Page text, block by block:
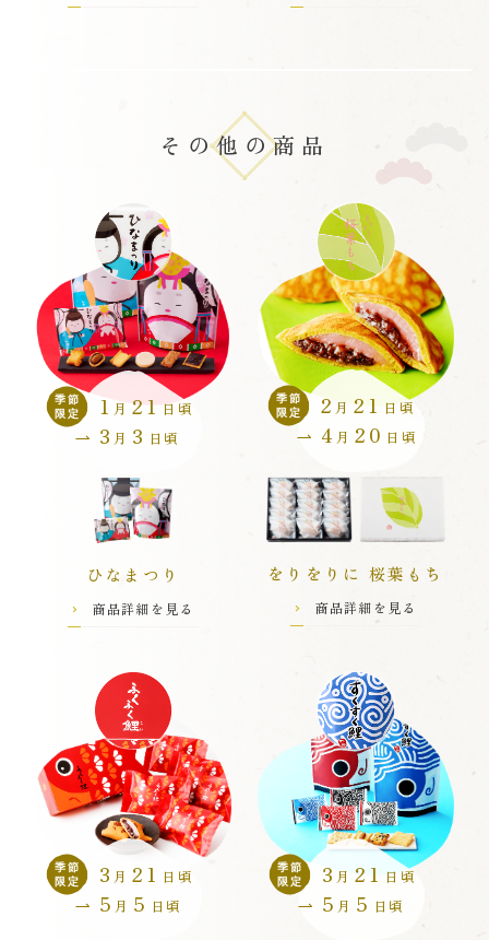
チョコット
ミックス
黒胡椒
あられ
のり太鼓
揚ぱすた
手提げ袋・
その他の商品
季節
限定
1 月 21 日頃
3 月 3 日頃
ひなまつり
商品詳細を見る
季節
限定
2月 21 日頃
4 月 20 日頃
をりをりに 桜葉もち
商品詳細を見る
季節
限定
3 月 21 日頃
5 月 5 日頃
季節
限定
3 月 21 日頃
5 月 5 日頃